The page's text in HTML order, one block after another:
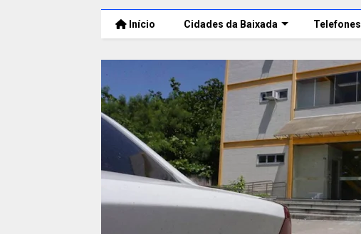
Início Cidades da Baixada Telefones